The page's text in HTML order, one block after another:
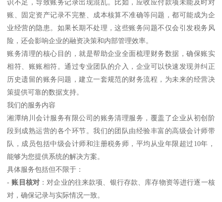
识不足，导致账务记录出现混乱。比如，应收应付款项未能及时对
账、固定资产记录不完整、成本核算不准确等问题，都可能成为企
业经营的隐患。如果长期不处理，这些账务问题不仅会引发税务风
险，还会影响企业的融资决策和内部管理效率。
账务清理的核心目的，就是帮助企业全面梳理财务数据，确保账实
相符、账账相符。通过专业团队的介入，企业可以快速发现并纠正
历史遗留的账务问题，建立一套规范的财务流程，为未来的经营决
策提供可靠的数据支持。
我们的服务内容
湘潭纳川会计服务有限公司的账务清理服务，覆盖了企业从初创阶
段到成熟运营的各个环节。我们的团队由经验丰富的高级会计师带
队，成员包括中级会计师和注册税务师，平均从业年限超过10年，
能够为您提供系统的解决方案。
具体服务包括但不限于：
- 账目核对 ：对企业的往来款项、银行存款、库存物资等进行逐一核
对，确保记录与实际情况一致。